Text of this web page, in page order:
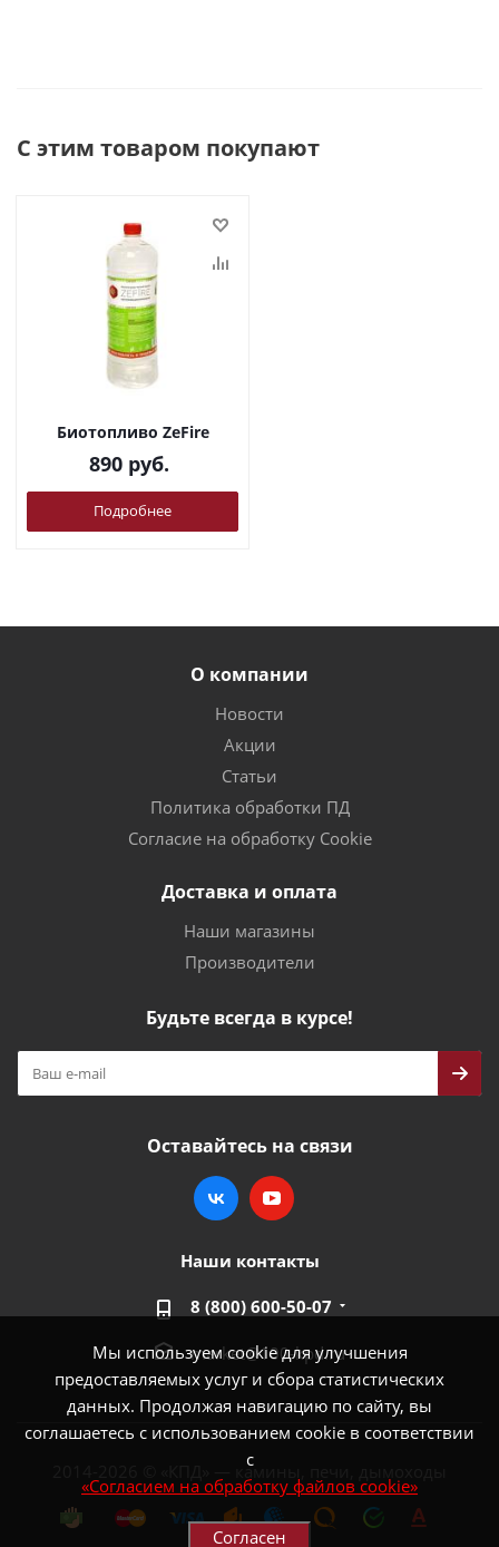
Мы используем cookie для улучшения
предоставляемых услуг и сбора статистических
данных. Продолжая навигацию по сайту, вы
соглашаетесь с использованием cookie в соответствии
с
«Согласием на обработку файлов cookie»
Согласен
С этим товаром покупают
Биотопливо ZeFire
890руб.
Подробнее
О компании
Новости
Акции
Статьи
Политика обработки ПД
Согласие на обработку Cookie
Доставка и оплата
Наши магазины
Производители
Будьте всегда в курсе!
Оставайтесь на связи
Наши контакты
8 (800) 600-50-07
market@100-kpd.ru
2014-2026 © «КПД» — камины, печи, дымоходы